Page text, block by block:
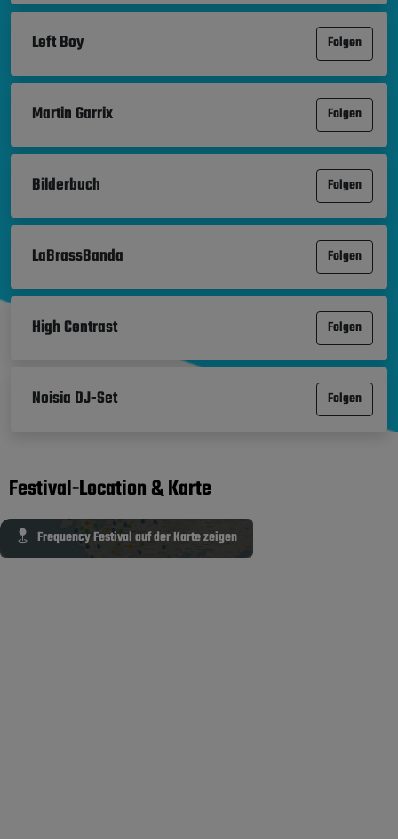
Left Boy Folgen
Martin Garrix Folgen
Bilderbuch Folgen
LaBrassBanda Folgen
High Contrast Folgen
Noisia DJ-Set Folgen
Festival-Location & Karte
Frequency Festival auf der Karte zeigen